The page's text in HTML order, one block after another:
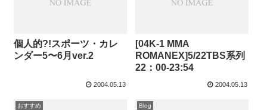
個人的?!スポーツ・カレ
ンダー5〜6月ver.2
2004.05.13
[04K-1 MMA
ROMANEX]5/22TBS系列
22：00-23:54
2004.05.13
おすすめ Blog